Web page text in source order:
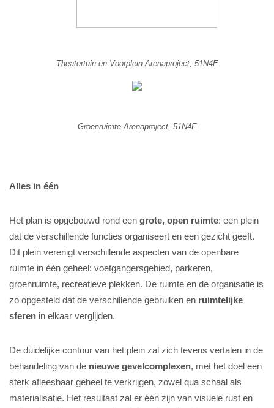
Theatertuin en Voorplein Arenaproject, 51N4E
Groenruimte Arenaproject, 51N4E
Alles in één
Het plan is opgebouwd rond een grote, open ruimte: een plein
dat de verschillende functies organiseert en een gezicht geeft.
Dit plein verenigt verschillende aspecten van de openbare
ruimte in één geheel: voetgangersgebied, parkeren,
groenruimte, recreatieve plekken. De ruimte en de organisatie is
zo opgesteld dat de verschillende gebruiken en ruimtelijke
sferen in elkaar verglijden.
De duidelijke contour van het plein zal zich tevens vertalen in de
behandeling van de nieuwe gevelcomplexen, met het doel een
sterk afleesbaar geheel te verkrijgen, zowel qua schaal als
materialisatie. Het resultaat zal er één zijn van visuele rust en